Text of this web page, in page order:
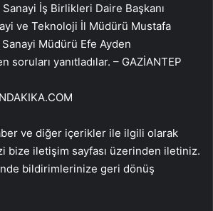
Sanayi İş Birlikleri Daire Başkanı
ve Teknoloji İl Müdürü Mustafa
Müdürü Efe Ayden
soruları yanıtladılar. – GAZİANTEP
ve diğer içerikler ile ilgili olarak
bize iletişim sayfası üzerinden iletiniz.
bildirimlerinize geri dönüş